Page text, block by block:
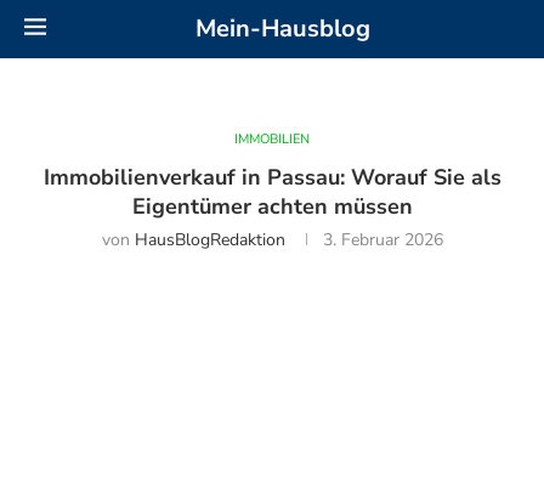
Mein-Hausblog
IMMOBILIEN
Immobilienverkauf in Passau: Worauf Sie als
Eigentümer achten müssen
von HausBlogRedaktion 3. Februar 2026